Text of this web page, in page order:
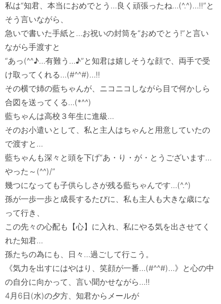
私は“知君、本当におめでとう…良く頑張ったね…(^.^)…‼”と
そう言いながら、
急いで書いた手紙と…お祝いの封筒を“おめでとう!”と言い
ながら手渡すと
“あっ(^^♪…有難う…♪”と知君は嬉しそうな顔で、両手で受
け取ってくれる…(#^^#)…‼
その横で姉の藍ちゃんが、ニコニコしながら目で何かしら
合図を送ってくる…(*^^)
藍ちゃんは高校３年生に進級…
そのお小遣いとして、私と主人はちゃんと用意していたの
で渡すと…
藍ちゃんも深々と頭を下げ“あ・り・が・とうございます…
やった～(^^)/”
幾つになっても子供らしさが残る藍ちゃんです…(^.^)
孫が一歩一歩と成長するたびに、私も主人も大きな歳にな
って行き、
この先々の心配も【心】に入れ、私にやる気を出させてく
れた知君…
孫たちの為にも、日々…過ごして行こう。
《気力を出すにはやはり、笑顔が一番…(#^^#)…》と心の中
の自分に向かって、言い聞かせながら…‼
4月6日(水)の夕方、知君からメールが